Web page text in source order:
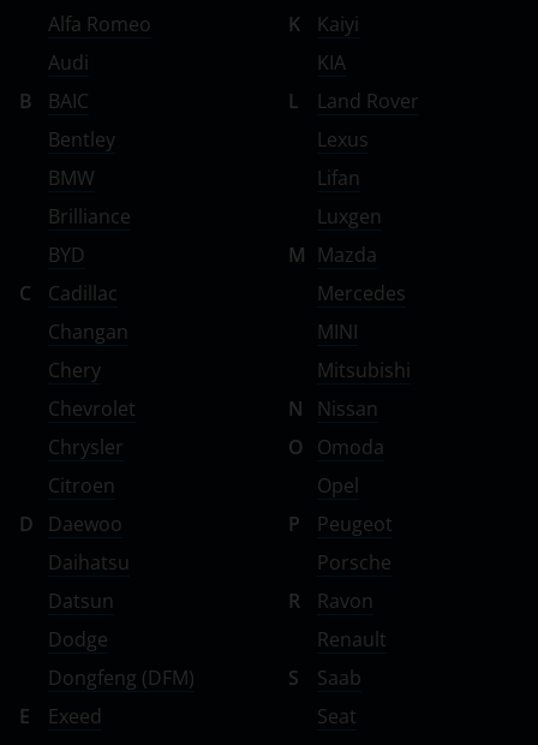
Alfa Romeo
Audi
B
BAIC
Bentley
BMW
Brilliance
BYD
C
Cadillac
Changan
Chery
Chevrolet
Chrysler
Citroen
D
Daewoo
Daihatsu
Datsun
Dodge
Dongfeng (DFM)
E
Exeed
K
Kaiyi
KIA
L
Land Rover
Lexus
Lifan
Luxgen
M Mazda
Mercedes
MINI
Mitsubishi
N
Nissan
O
Omoda
Opel
P
Peugeot
Porsche
R
Ravon
Renault
S
Saab
Seat